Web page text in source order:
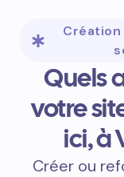
Quels
votre
ici, à
Créer ou